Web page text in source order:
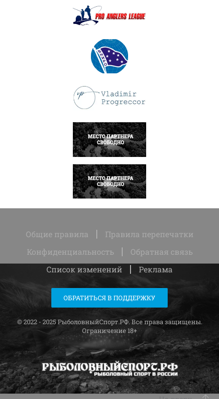
ПОДРОБНЕЕ
ПОДРОБНЕЕ
ПОДРОБНЕЕ
НАПИСАТЬ
НАПИСАТЬ
Общие правила
Правила перепечатки
Конфиденциальность
Обратная связь
Список изменений
Реклама
ОБРАТИТЬСЯ В ПОДДЕРЖКУ
© 2022 - 2025 РыболовныйСпорт.РФ. Все права защищены.
Ограничение 18+